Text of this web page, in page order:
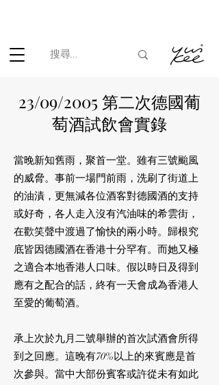
23/09/2005 第二次德國葡
萄酒試飲會實錄
當晚新知舊雨，聚首一堂。雖有三號颱風
的威脅。事前一場門前雨，洗刷了街道上
的油漬，更無減各位酒客對德國酒的支持
或好奇，各人走入沒有汽油味的希雲街，
在歡笑聲中渡過了愉快的兩小時。歸根究
底皆因德國酒在香港十分罕有。而她又極
之適合本地香港人口味。假以時日及得到
應有之配合的話，終有一天會成為香港人
至愛的葡萄酒。
承上次於九月二號舉辦的首次試酒會所得
到之回應。這晚有70%以上的來賓應是首
次參與。當中大部份賓客或許從未有如此